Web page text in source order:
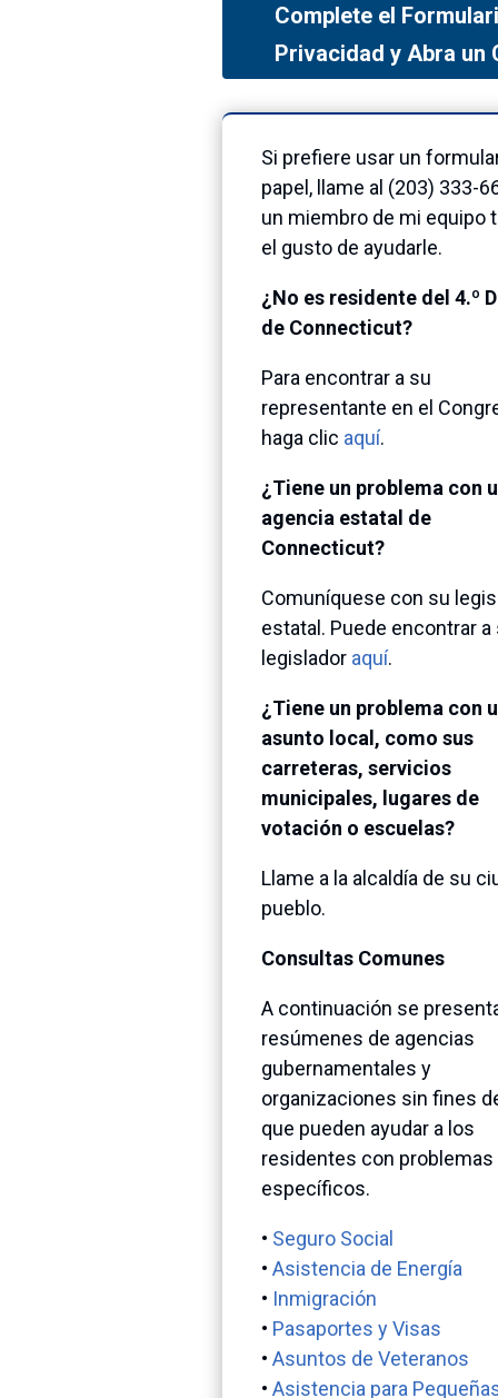
Complete el
Privacidad y Abra un
Si prefiere usar un
papel, llame al (203) 333-
un miembro de mi equipo
el gusto de ayudarle.
¿No es residente del 4.º
de Connecticut?
Para encontrar a su
representante en el
haga clic aquí.
¿Tiene un problema con
agencia estatal de
Connecticut?
Comuníquese con su
estatal. Puede encontrar a
legislador aquí.
¿Tiene un problema con
asunto local, como sus
carreteras, servicios
municipales, lugares de
votación o escuelas?
Llame a la alcaldía de su
pueblo.
Consultas Comunes
A continuación se
resúmenes de agencias
gubernamentales y
organizaciones sin fines
que pueden ayudar a los
residentes con problemas
específicos.
• Seguro Social
• Asistencia de Energía
• Inmigración
• Pasaportes y Visas
• Asuntos de Veteranos
• Asistencia para